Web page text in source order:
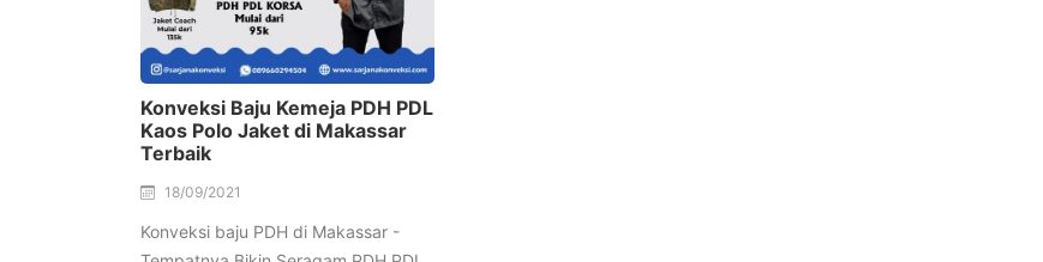
Konveksi Baju Kemeja PDH PDL
Kaos Polo Jaket di Makassar
Terbaik
18/09/2021
Konveksi baju PDH di Makassar -